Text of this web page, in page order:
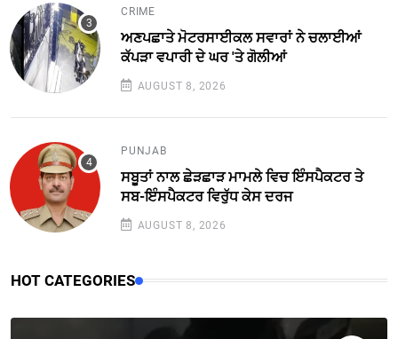
CRIME
ਅਣਪਛਾਤੇ ਮੋਟਰਸਾਈਕਲ ਸਵਾਰਾਂ ਨੇ ਚਲਾਈਆਂ
ਕੱਪੜਾ ਵਪਾਰੀ ਦੇ ਘਰ 'ਤੇ ਗੋਲੀਆਂ
AUGUST 8, 2026
PUNJAB
ਸਬੂਤਾਂ ਨਾਲ ਛੇੜਛਾੜ ਮਾਮਲੇ ਵਿਚ ਇੰਸਪੈਕਟਰ ਤੇ
ਸਬ-ਇੰਸਪੈਕਟਰ ਵਿਰੁੱਧ ਕੇਸ ਦਰਜ
AUGUST 8, 2026
HOT CATEGORIES